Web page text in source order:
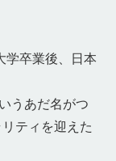
学卒業後、日本
うあだ名がつ
ティを迎えた